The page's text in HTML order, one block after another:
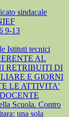
sindacale
9-13
Istituti tecnici
AL
RETRIBUITI DI
E GIORNI
LE ATTIVITA'
Scuola. Contro
una sola